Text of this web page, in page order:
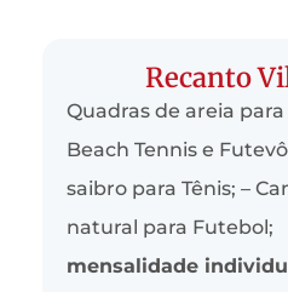
Recanto
Quadras de areia para
Beach Tennis e
saibro para Tênis; –
natural para Futebol;
mensalidade